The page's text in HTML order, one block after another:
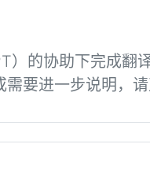
）的协助下完成翻
要进一步说明，请